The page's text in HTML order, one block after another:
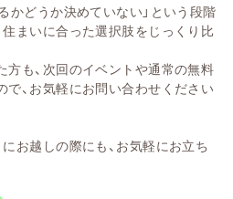
かどうか決めていない」という段階
まいに合った選択肢をじっくり比
も、次回のイベントや通常の無料
、お気軽にお問い合わせください
お越しの際にも、お気軽にお立ち